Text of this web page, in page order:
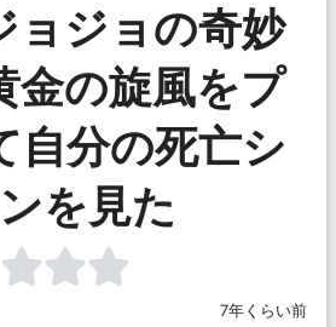
ョジョの奇妙
金の旋風をプ
自分の死亡シ
を見た
7年くらい前